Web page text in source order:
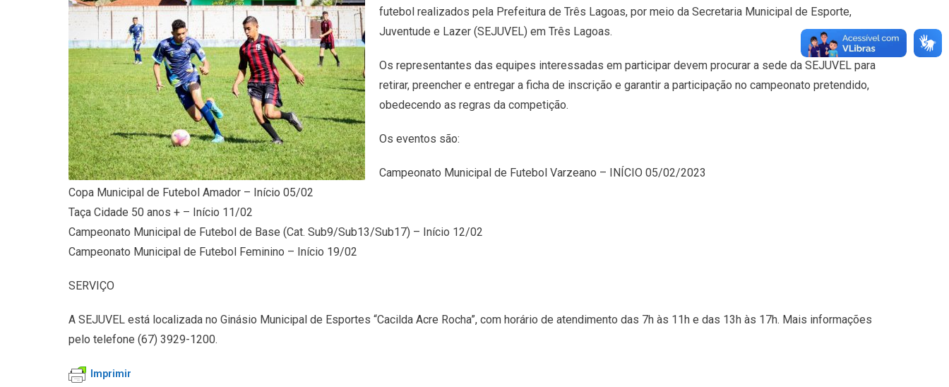
futebol realizados pela Prefeitura de Três Lagoas, por meio da Secretaria Municipal de Esporte,
Juventude e Lazer (SEJUVEL) em Três Lagoas.
Os representantes das equipes interessadas em participar devem procurar a sede da SEJUVEL para
retirar, preencher e entregar a ficha de inscrição e garantir a participação no campeonato pretendido,
obedecendo as regras da competição.
Os eventos são:
Campeonato Municipal de Futebol Varzeano – INÍCIO 05/02/2023
Copa Municipal de Futebol Amador – Início 05/02
Taça Cidade 50 anos + – Início 11/02
Campeonato Municipal de Futebol de Base (Cat. Sub9/Sub13/Sub17) – Início 12/02
Campeonato Municipal de Futebol Feminino – Início 19/02
SERVIÇO
A SEJUVEL está localizada no Ginásio Municipal de Esportes “Cacilda Acre Rocha”, com horário de atendimento das 7h às 11h e das 13h às 17h. Mais informações
pelo telefone (67) 3929-1200.
Imprimir